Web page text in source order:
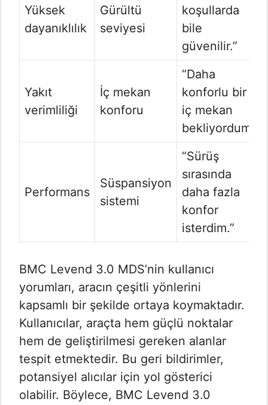
Yüksek
dayanıklılık
Gürültü
seviyesi
koşullarda
bile
güvenilir.”
Yakıt
verimliliği
İç mekan
konforu
“Daha
konforlu bir
iç mekan
bekliyordum.”
Performans
Süspansiyon
sistemi
“Sürüş
sırasında
daha fazla
konfor
isterdim.”
BMC Levend 3.0 MDS’nin kullanıcı
yorumları, aracın çeşitli yönlerini
kapsamlı bir şekilde ortaya koymaktadır.
Kullanıcılar, araçta hem güçlü noktalar
hem de geliştirilmesi gereken alanlar
tespit etmektedir. Bu geri bildirimler,
potansiyel alıcılar için yol gösterici
olabilir. Böylece, BMC Levend 3.0